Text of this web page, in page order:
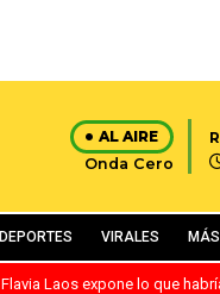
AL AIRE
Onda Cero
DEPORTES VIRALES MÁS
Flavia Laos expone lo que